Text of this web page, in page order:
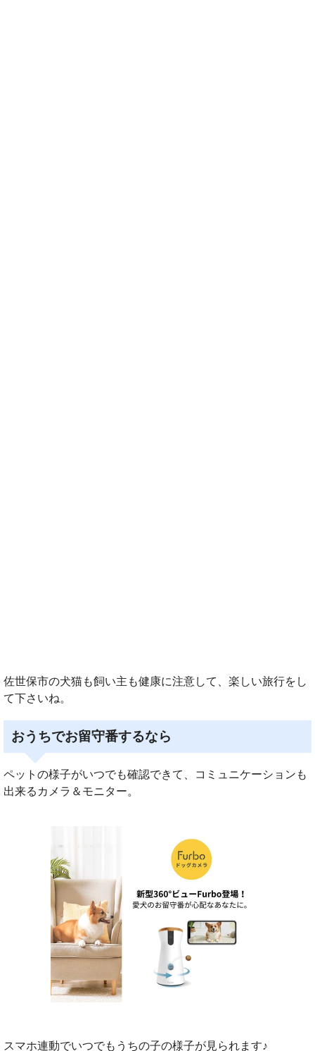
佐世保市の犬猫も飼い主も健康に注意して、楽しい旅行をし
て下さいね。
おうちでお留守番するなら
ペットの様子がいつでも確認できて、コミュニケーションも
出来るカメラ＆モニター。
スマホ連動でいつでもうちの子の様子が見られます♪